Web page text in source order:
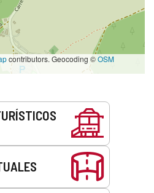
contributors. Geocoding ©OSM